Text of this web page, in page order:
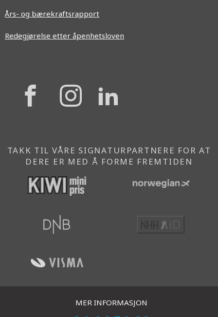
Års- og bærekraftsrapport
Redegjørelse etter åpenhetsloven
{{
'Facebook'|t
}}
{{
}}
TAKK TIL VÅRE SIGNATURPARTNERE FOR AT
DERE ER MED Å FORME FREMTIDEN
MER INFORMASJON